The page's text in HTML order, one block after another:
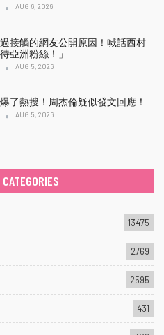
AUG 6, 2026
接觸的網友公開原因！喊話西村
亞洲粉絲！」
AUG 5, 2026
了熱搜！周杰倫疑似發文回應！
AUG 5, 2026
13475
2769
2595
431